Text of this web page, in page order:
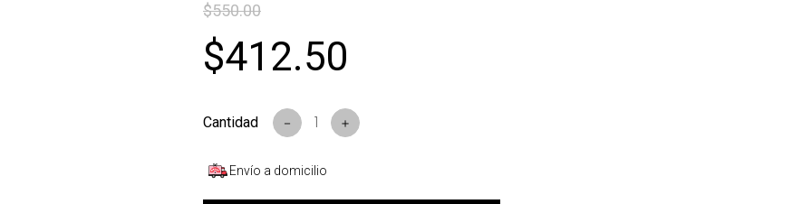
$550.00
$412.50
＋
－
Envío a domicilio